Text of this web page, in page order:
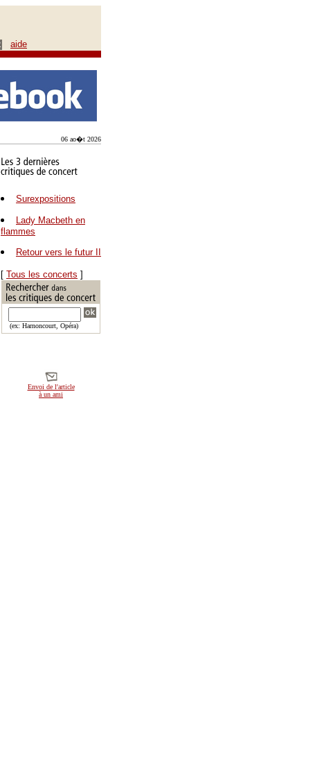
aide
06 ao�t 2026
Surexpositions
Lady Macbeth en
flammes
Retour vers le futur II
[ Tous les concerts ]
(ex: Harnoncourt, Opéra)
Envoi de l'article
à un ami